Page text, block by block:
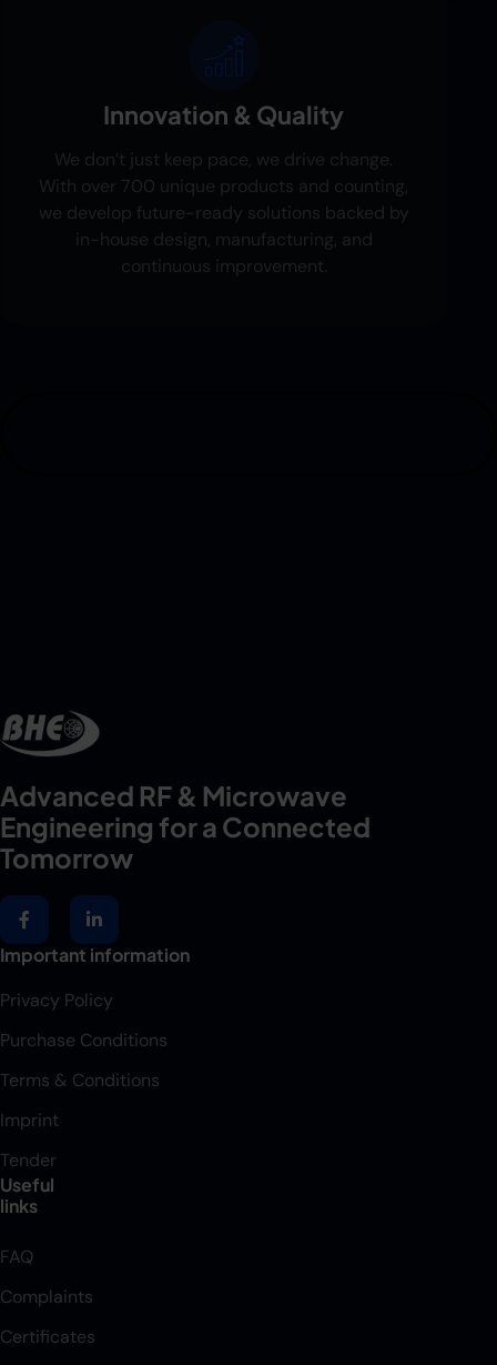
Innovation & Quality
We don’t just keep pace, we drive change.
With over 700 unique products and counting,
we develop future-ready solutions backed by
in-house design, manufacturing, and
continuous improvement.
Advanced RF & Microwave
Engineering for a Connected
Tomorrow
Important information
Privacy Policy
Purchase Conditions
Terms & Conditions
Imprint
Tender
Useful
links
FAQ
Complaints
Certificates